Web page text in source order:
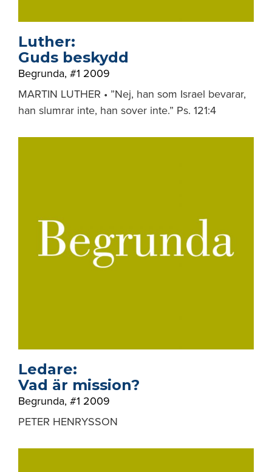
Luther:
Guds beskydd
Begrunda, #1 2009
MARTIN LUTHER • ”Nej, han som Israel bevarar,
han slumrar inte, han sover inte.” Ps. 121:4
Ledare:
Vad är mission?
Begrunda, #1 2009
PETER HENRYSSON